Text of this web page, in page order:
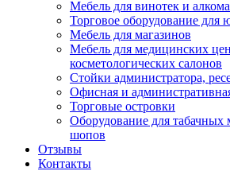
Мебель для винотек и
Торговое оборудование для
Мебель для магазинов
Мебель для медицинских
косметологических салонов
Стойки администратора,
Офисная и
Торговые островки
Оборудование для табачных
шопов
Отзывы
Контакты